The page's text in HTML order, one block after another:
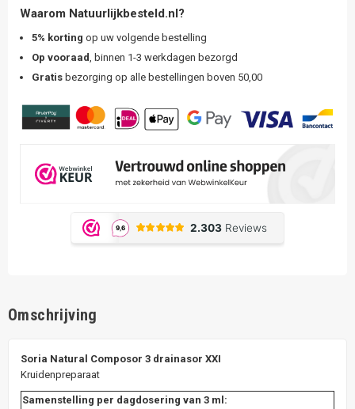
Waarom Natuurlijkbesteld.nl?
5% korting op uw volgende bestelling
Op vooraad
, binnen 1-3 werkdagen bezorgd
Gratis bezorging op alle bestellingen boven 50,00
Omschrijving
Soria Natural Composor 3 drainasor XXI
Kruidenpreparaat
Samenstelling per dagdosering van 3 ml: